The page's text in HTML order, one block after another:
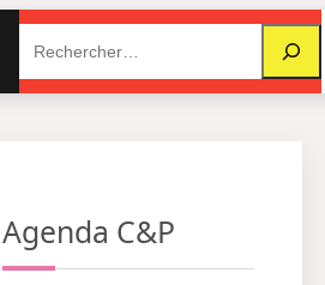
Rechercher
Agenda C&P